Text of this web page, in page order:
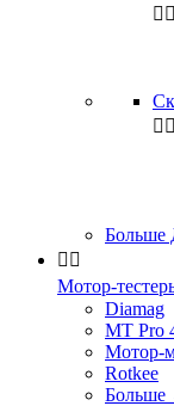
 
 
Больше
 
Мотор-
Diamag
MT Pro
Мотор-
Rotkee
Больше